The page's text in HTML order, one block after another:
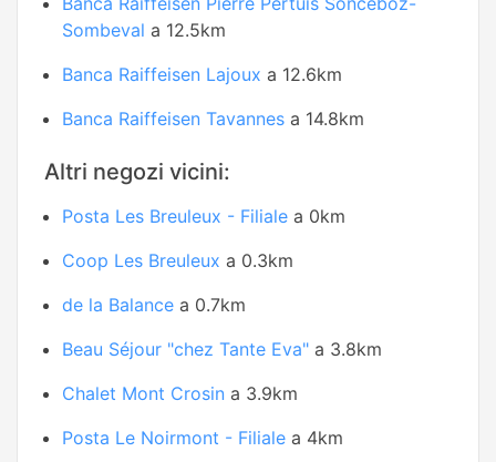
Sombeval a 12.5km
Banca Raiffeisen Lajoux a 12.6km
Banca Raiffeisen Tavannes a 14.8km
Altri negozi vicini:
Posta Les Breuleux - Filiale a 0km
Coop Les Breuleux a 0.3km
de la Balance a 0.7km
Beau Séjour "chez Tante Eva" a 3.8km
Chalet Mont Crosin a 3.9km
Posta Le Noirmont - Filiale a 4km